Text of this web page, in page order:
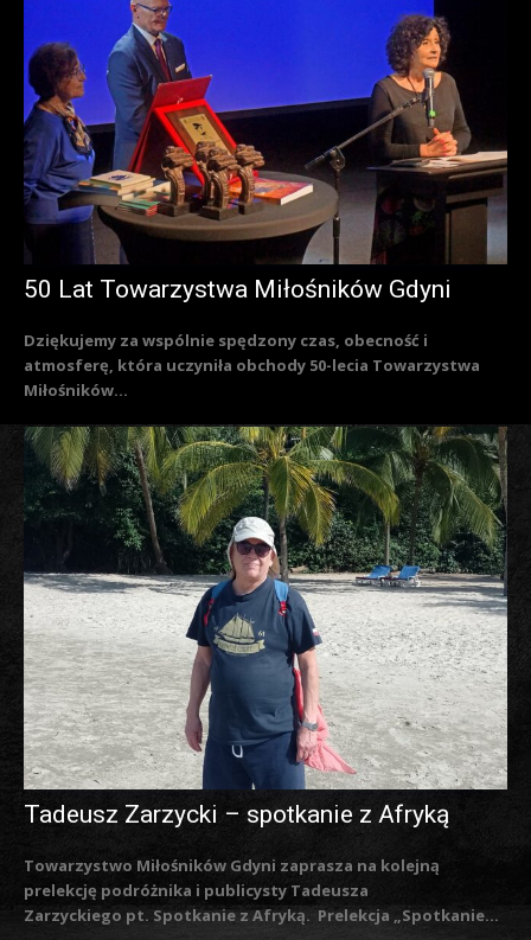
50 Lat Towarzystwa Miłośników Gdyni
Dziękujemy za wspólnie spędzony czas, obecność i
atmosferę, która uczyniła obchody 50-lecia Towarzystwa
Miłośników...
Tadeusz Zarzycki – spotkanie z Afryką
Towarzystwo Miłośników Gdyni zaprasza na kolejną
prelekcję podróżnika i publicysty Tadeusza
Zarzyckiego pt. Spotkanie z Afryką. Prelekcja „Spotkanie...